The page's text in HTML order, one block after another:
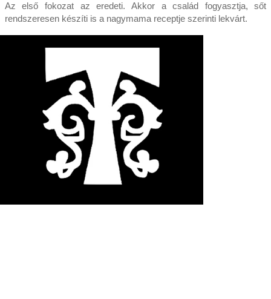
Az első fokozat az eredeti. Akkor a család fogyasztja, sőt
rendszeresen készíti is a nagymama receptje szerinti lekvárt.